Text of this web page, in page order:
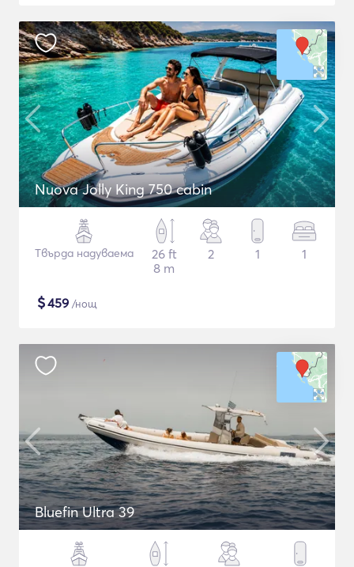
Nuova Jolly King 750 cabin
Твърда надуваема
26 ft
8 m
2 1 1
$459 /нощ
Bluefin Ultra 39